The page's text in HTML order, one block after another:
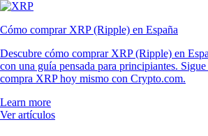
Cómo comprar XRP (Ripple) en España
Descubre cómo comprar XRP (Ripple) en
con una guía pensada para principiantes.
compra XRP hoy mismo con Crypto.com.
Learn more
Ver artículos